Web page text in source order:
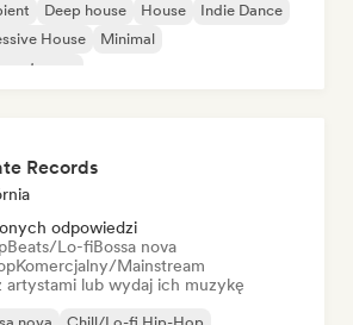
Deep house House
Indie Dance
House
Minimal
Records
odpowiedzi
Beats/Lo-fiBossa nova
Komercjalny/Mainstream
artystami lub wydaj ich muzykę